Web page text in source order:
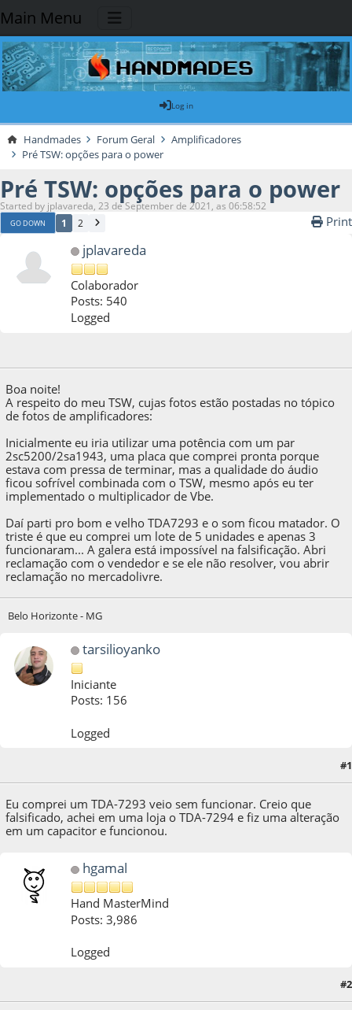
Main Menu
Log in
Handmades Forum Geral
Amplificadores
Pré TSW: opções para o power
Pré TSW: opções para o power
Started by jplavareda, 23 de September de 2021, as 06:58:52
GO DOWN 1 2 Print
jplavareda
Colaborador
Posts: 540
Logged
Boa noite!
A respeito do meu TSW, cujas fotos estão postadas no tópico
de fotos de amplificadores:
Inicialmente eu iria utilizar uma potência com um par
2sc5200/2sa1943, uma placa que comprei pronta porque
estava com pressa de terminar, mas a qualidade do áudio
ficou sofrível combinada com o TSW, mesmo após eu ter
implementado o multiplicador de Vbe.
Daí parti pro bom e velho TDA7293 e o som ficou matador. O
triste é que eu comprei um lote de 5 unidades e apenas 3
funcionaram... A galera está impossível na falsificação. Abri
reclamação com o vendedor e se ele não resolver, vou abrir
reclamação no mercadolivre.
Belo Horizonte - MG
tarsilioyanko
Iniciante
Posts: 156
Logged
#1
Eu comprei um TDA-7293 veio sem funcionar. Creio que
falsificado, achei em uma loja o TDA-7294 e fiz uma alteração
em um capacitor e funcionou.
hgamal
Hand MasterMind
Posts: 3,986
Logged
#2